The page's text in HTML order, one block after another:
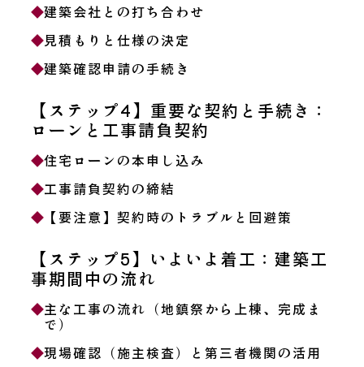
建築会社との打ち合わせ
見積もりと仕様の決定
建築確認申請の手続き
【ステップ4】重要な契約と手続き：
ローンと工事請負契約
住宅ローンの本申し込み
工事請負契約の締結
【要注意】契約時のトラブルと回避策
【ステップ5】いよいよ着工：建築工
事期間中の流れ
主な工事の流れ（地鎮祭から上棟、完成ま
で）
現場確認（施主検査）と第三者機関の活用